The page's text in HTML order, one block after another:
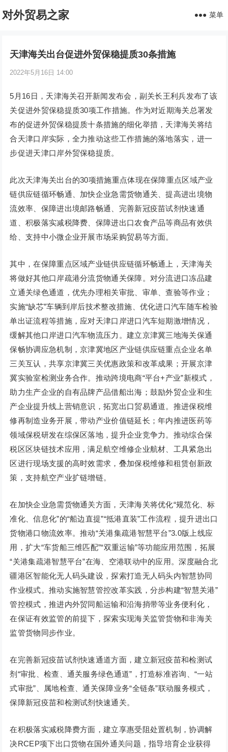
对外贸易之家 菜单
天津海关出台促进外贸保稳提质30条措施
2022年5月16日 14:00
5月16日，天津海关召开新闻发布会，副关长王利兵发布了该
关促进外贸保稳提质30项工作措施。作为对近期海关总署发
布的促进外贸保稳提质十条措施的细化举措，天津海关将结
合天津口岸实际，全力推动这些工作措施的落地落实，进一
步促进天津口岸外贸保稳提质。
此次天津海关出台的30项措施重点体现在保障重点区域产业
链供应链循环畅通、加快企业急需货物通关、提高进出境物
流效率、保障进出境邮路畅通、完善新冠疫苗试剂快速通
道、积极落实减税降费、保障进出口农食产品等商品有效供
给、支持中小微企业开展市场采购贸易等方面。
其中，在保障重点区域产业链供应链循环畅通上，天津海关
将做好其他口岸疏港分流货物通关保障。对分流进口冻品建
立通关绿色通道，优先办理相关审批、审单、查验等作业；
实施“缺芯”车辆到岸后技术整改措施、优化进口汽车随车检验
单出证流程等措施，应对天津口岸进口汽车短期激增情况，
缓解其他口岸进口汽车物流压力。建立京津冀三地海关保通
保畅协调应急机制，京津冀地区产业链供应链重点企业名单
三关互认，共享京津冀三关优惠政策和改革成果；开展京津
冀实验室检测业务合作。推动跨境电商“平台+产业”新模式，
助力生产企业的自有品牌产品借船出海；鼓励外贸企业和生
产企业提升线上营销意识，拓宽出口贸易通道。推进保税维
修再制造业务开展，带动产业价值链延长；年内推进医药等
领域保税研发在综保区落地，提升企业竞争力。推动综合保
税区区块链技术应用，满足航空维修企业航材、工具紧急出
区进行现场支援的高时效需求，叠加保税维修和租赁创新政
策，支持航空产业扩链增链。
在加快企业急需货物通关方面，天津海关将优化“规范化、标
准化、信息化”的“船边直提”“抵港直装”工作流程，提升进出口
货物港口物流效率。推动“关港集疏港智慧平台”3.0版上线应
用，扩大“车货船三维匹配”“双重运输”等功能应用范围，拓展
“关港集疏港智慧平台”在海、空港联动中的应用。深度融合北
疆港区智能化无人码头建设，探索打造无人码头内智慧协同
作业模式。推动实施智慧管控改革实践，分步构建“智慧关港”
管控模式，推进内外贸同船运输和沿海捎带等业务便利化，
在保证有效监管的前提下，探索实现海关监管货物和非海关
监管货物同步作业。
在完善新冠疫苗试剂快速通道方面，建立新冠疫苗和检测试
剂“审批、检查、通关服务绿色通道”，打造标准咨询、“一站
式审批”、属地检查、通关保障业务“全链条”联动服务模式，
保障新冠疫苗和检测试剂快速通关。
在积极落实减税降费方面，建立享惠受阻处置机制，协调解
决RCEP项下出口货物在国外通关问题，指导培育企业获得